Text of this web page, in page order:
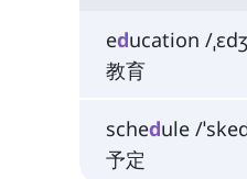
education /
教育
schedule /
予定